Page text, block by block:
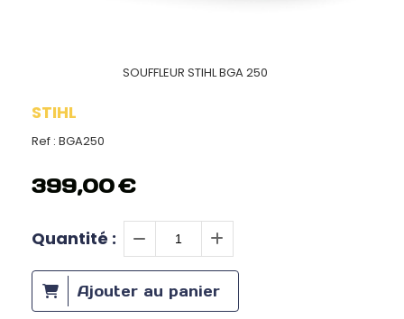
SOUFFLEUR STIHL BGA 250
STIHL
Ref : BGA250
399,00€
Quantité :
Ajouter au panier